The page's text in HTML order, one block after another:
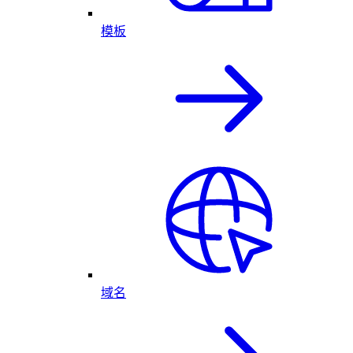
模板
域名